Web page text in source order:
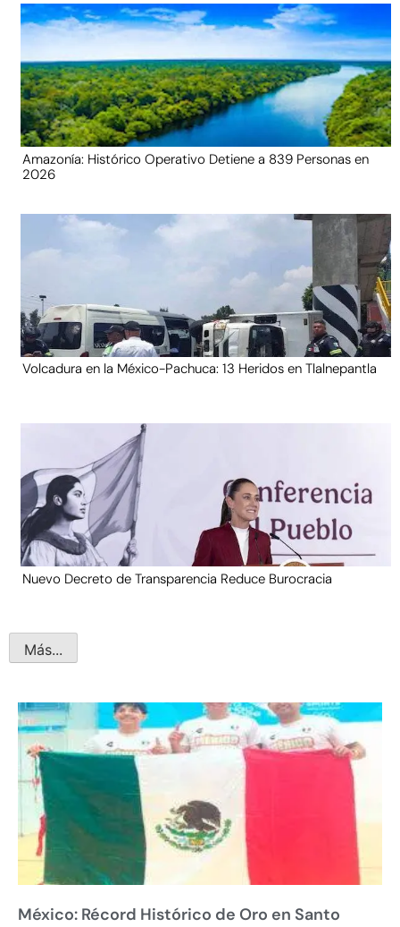
Amazonía: Histórico Operativo Detiene a 839 Personas en
2026
Volcadura en la México-Pachuca: 13 Heridos en Tlalnepantla
Nuevo Decreto de Transparencia Reduce Burocracia
Más...
México: Récord Histórico de Oro en Santo